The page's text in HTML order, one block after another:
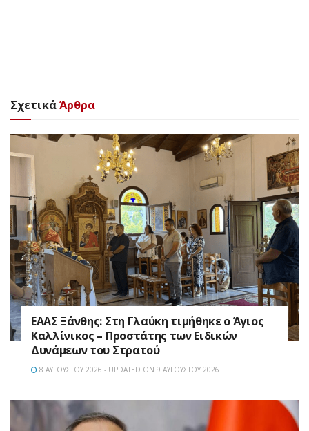
ΣχετικάΆρθρα
EAAΣ Ξάνθης: Στη Γλαύκη τιμήθηκε ο Άγιος
Καλλίνικος – Προστάτης των Ειδικών
Δυνάμεων του Στρατού
8 ΑΥΓΟΎΣΤΟΥ 2026 - UPDATED ON 9 ΑΥΓΟΎΣΤΟΥ 2026